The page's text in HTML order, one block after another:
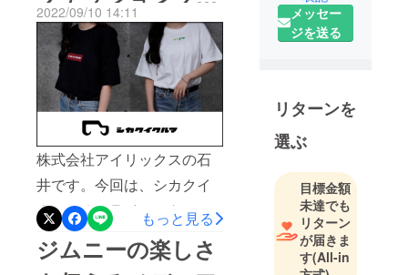
ドファンディングの終了後
は、公式オンラインストア
で販売しております。以下
リンクよりご確認くださ
い！▶︎シカクイクルマオン
ラインストア▶︎シカクイク
ルマInstagram
ンド『シカクイク
ルマ』の商品画像
を撮影しました！
2022/09/10 14:11
株式会社アイリックスの石
井です。今回は、シカクイ
クルマオンラインストアに
掲載予定の商品画像を一足
先に紹介します！商品のみ
もっと見る
ジムニーの楽しさ
事業内容は
■クルマ部品
の販売事業
どのタイヤ /
ホイール / そ
の他部品な
どを製造・
販売。
メッセー
ジを送る
リターンを
選ぶ
目標金額
未達でも
リターン
が届きま
す(All-in